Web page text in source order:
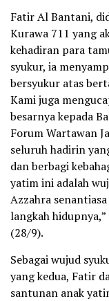
Fatir Al Bantani,
Kurawa 711 yang
kehadiran para
syukur, ia
bersyukur atas
Kami juga
besarnya kepada
Forum Wartawan
seluruh hadirin
dan berbagi
yatim ini adalah
Azzahra
langkah
(28/9).
Sebagai wujud
yang kedua, Fatir
santunan anak